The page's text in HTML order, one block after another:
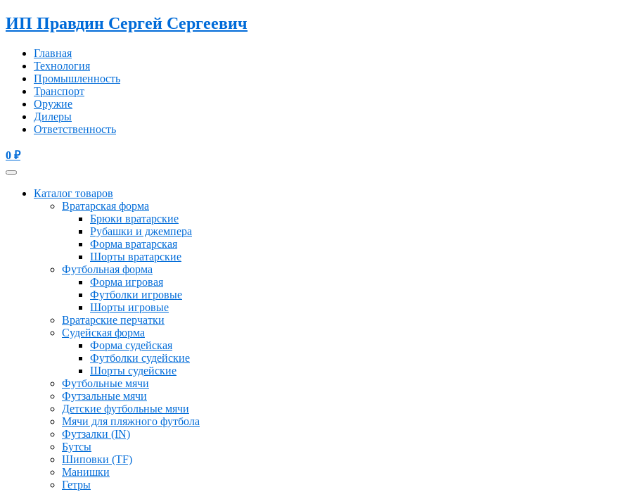
ИП Правдин Сергей Сергеевич
Главная
Технология
Промышленность
Транспорт
Оружие
Дилеры
Ответственность
0 ₽
Каталог товаров
Вратарская форма
Брюки вратарские
Рубашки и джемпера
Форма вратарская
Шорты вратарские
Футбольная форма
Форма игровая
Футболки игровые
Шорты игровые
Вратарские перчатки
Судейская форма
Форма судейская
Футболки судейские
Шорты судейские
Футбольные мячи
Футзальные мячи
Детские футбольные мячи
Мячи для пляжного футбола
Футзалки (IN)
Бутсы
Шиповки (TF)
Манишки
Гетры